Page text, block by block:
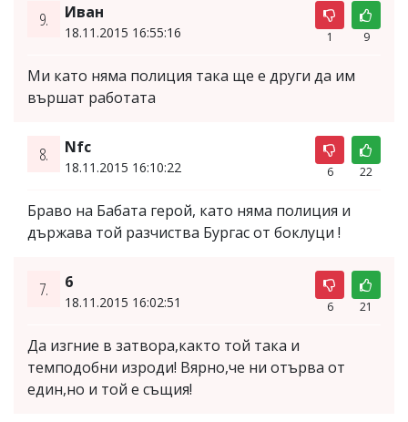
9. Иван
18.11.2015 16:55:16 1 9
Ми като няма полиция така ще е други да им
вършат работата
8. Nfc
18.11.2015 16:10:22 6 22
Браво на Бабата герой, като няма полиция и
държава той разчиства Бургас от боклуци !
7. 6
18.11.2015 16:02:51 6 21
Да изгние в затвора,както той така и
темподобни изроди! Вярно,че ни отърва от
един,но и той е същия!